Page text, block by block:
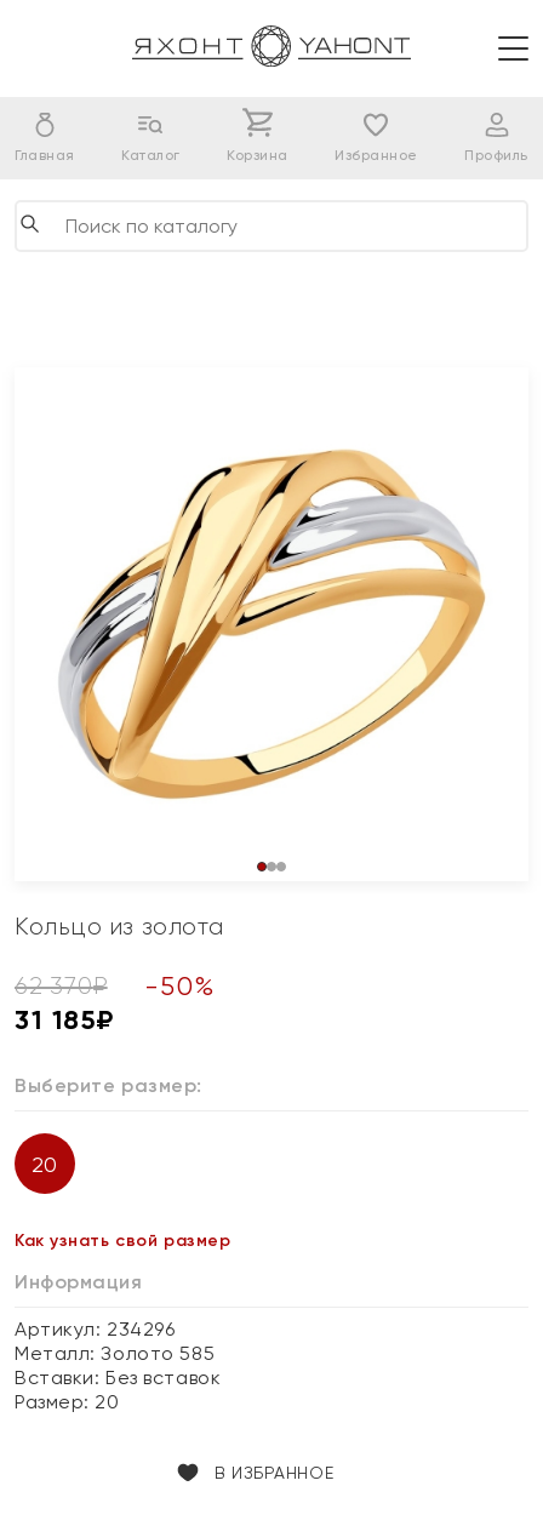
Главная Каталог Корзина Избранное Профиль
Кольцо из золота
62 370₽ -50%
31 185₽
Выберите размер:
20
Как узнать свой размер
Информация
Артикул: 234296
Металл:Золото 585
Вставки:Без вставок
Размер: 20
В ИЗБРАННОЕ